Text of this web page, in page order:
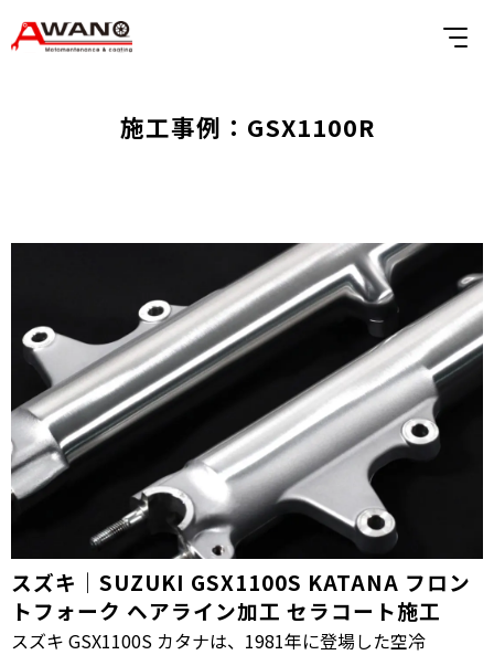
施工事例：GSX1100R
スズキ｜SUZUKI GSX1100S KATANA フロン
トフォーク ヘアライン加工 セラコート施工
スズキ GSX1100S カタナは、1981年に登場した空冷